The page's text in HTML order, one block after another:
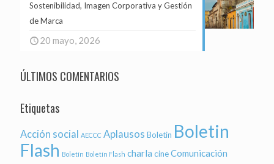
Sostenibilidad, Imagen Corporativa y Gestión
de Marca
20 mayo, 2026
ÚLTIMOS COMENTARIOS
Etiquetas
Acción social AECCC Aplausos Boletin Boletin
Flash Boletín Boletín Flash charla cineComunicación